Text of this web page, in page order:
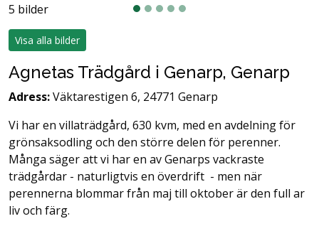
5 bilder
Visa alla bilder
Agnetas Trädgård i Genarp, Genarp
Adress:Väktarestigen 6, 24771 Genarp
Vi har en villaträdgård, 630 kvm, med en avdelning för
grönsaksodling och den större delen för perenner.
Många säger att vi har en av Genarps vackraste
trädgårdar - naturligtvis en överdrift - men när
perennerna blommar från maj till oktober är den full ar
liv och färg.